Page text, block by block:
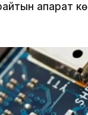
ақпарат